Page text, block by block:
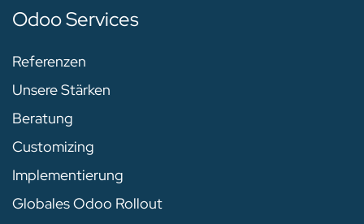
Odoo Services
Referenzen
Unsere Stärken
Beratung
Customizing
Implementierung
Globales Odoo Rollout